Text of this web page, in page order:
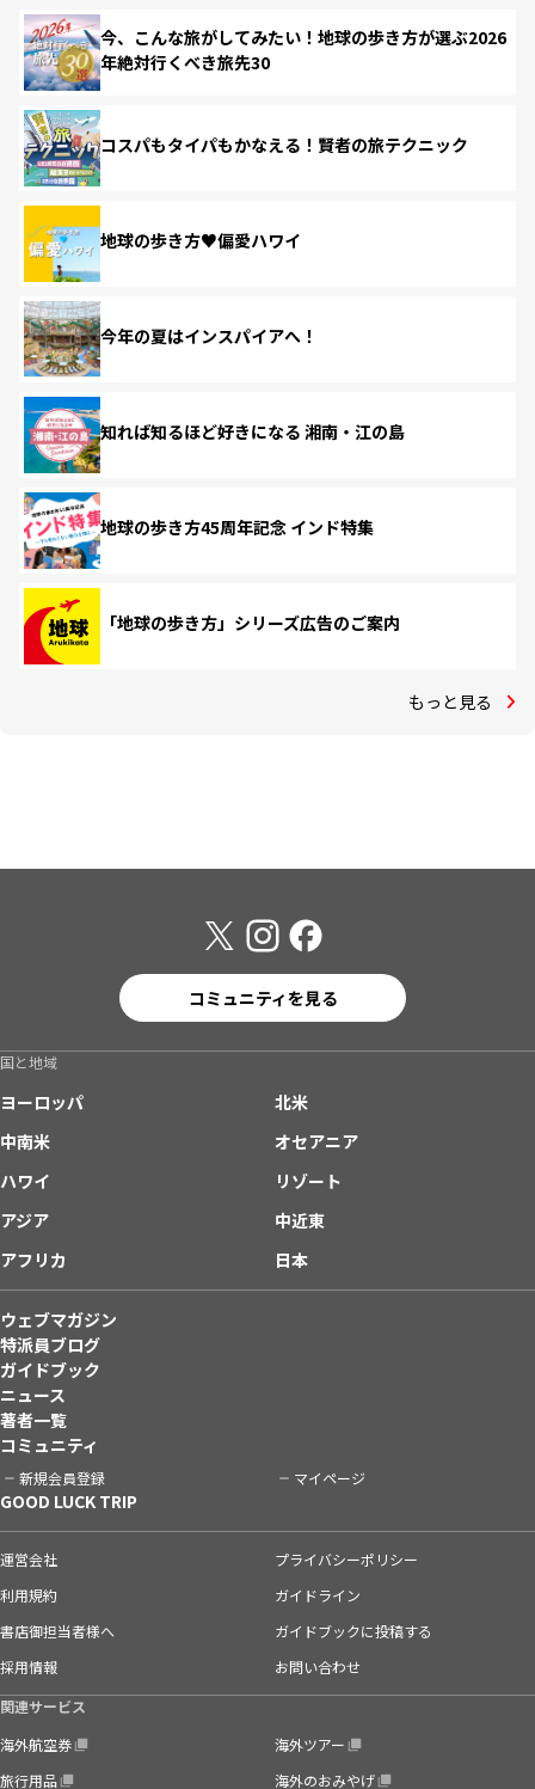
今、こんな旅がしてみたい！地球の歩き方が選ぶ2026
年絶対行くべき旅先30
コスパもタイパもかなえる！賢者の旅テクニック
地球の歩き方♥偏愛ハワイ
今年の夏はインスパイアへ！
知れば知るほど好きになる 湘南・江の島
地球の歩き方45周年記念 インド特集
「地球の歩き方」シリーズ広告のご案内
もっと見る
コミュニティを見る
国と地域
ヨーロッパ
北米
中南米
オセアニア
ハワイ
リゾート
アジア
中近東
アフリカ
日本
ウェブマガジン
特派員ブログ
ガイドブック
ニュース
著者一覧
コミュニティ
新規会員登録 マイページ
GOOD LUCK TRIP
運営会社
プライバシーポリシー
利用規約
ガイドライン
書店御担当者様へ
ガイドブックに投稿する
採用情報
お問い合わせ
関連サービス
海外航空券
海外ツアー
旅行用品
海外のおみやげ